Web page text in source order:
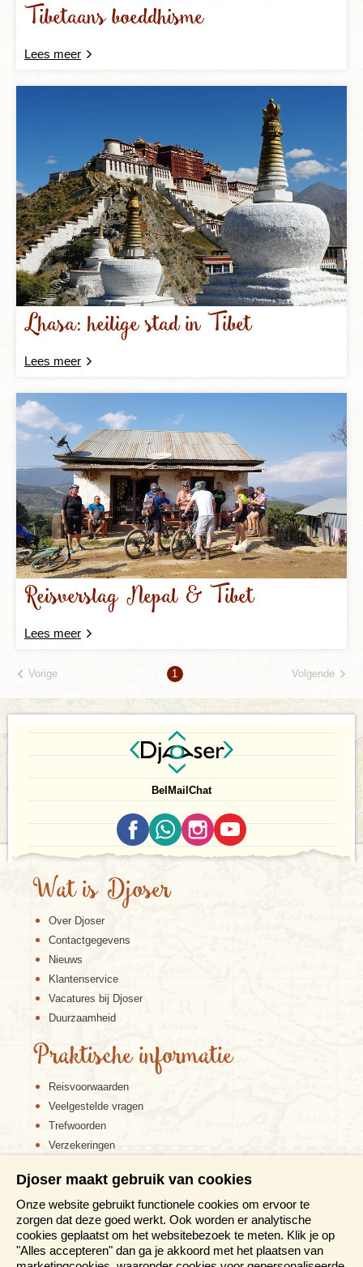
Tibetaans boeddhisme
Lees meer
Lhasa: heilige stad in Tibet
Lees meer
Reisverslag Nepal & Tibet
Lees meer
Vorige 1 Volgende
Bel Mail Chat
Wat is Djoser
Over Djoser
Contactgegevens
Nieuws
Klantenservice
Vacatures bij Djoser
Duurzaamheid
Praktische informatie
Reisvoorwaarden
Veelgestelde vragen
Trefwoorden
Verzekeringen
Disclaimer
Cookiebeleid
Privacy verklaring
Reis en boek met Djoser zekerheid
Djoser maakt gebruik van cookies
Onze website gebruikt functionele cookies om ervoor te
zorgen dat deze goed werkt. Ook worden er analytische
cookies geplaatst om het websitebezoek te meten. Klik je op
"Alles accepteren" dan ga je akkoord met het plaatsen van